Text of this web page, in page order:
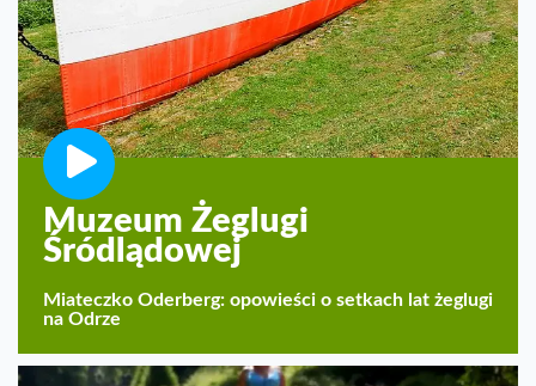
Muzeum Żeglugi
Śródlądowej
Miateczko Oderberg: opowieści o setkach lat żeglugi
na Odrze